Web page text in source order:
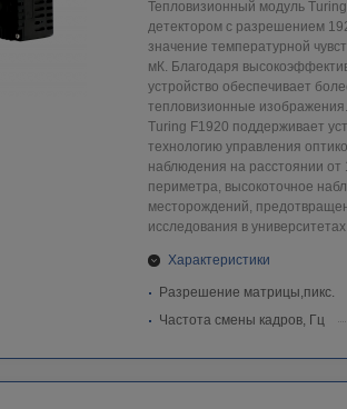
Тепловизионный модуль
детектором с разрешением
значение температурной
мК. Благодаря
устройство обеспечивает
тепловизионные изображения.
Turing F1920 поддерживает
технологию управления
наблюдения на расстоянии от
периметра, высокоточное
месторождений,
исследования в университетах.
Характеристики
Разрешение матрицы,пикс.
Частота смены кадров, Гц